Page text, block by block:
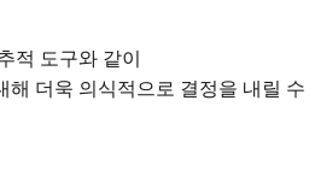
적 도구와 같이
해 더욱 의식적으로 결정을 내릴 수